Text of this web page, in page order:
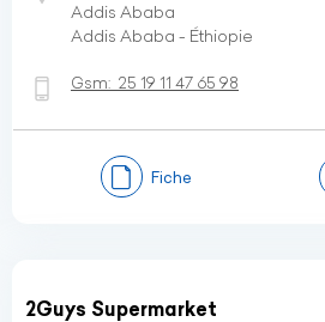
Addis Ababa
Addis Ababa - Éthiopie
Gsm: 25 19 11 47 65 98
Fiche
2Guys Supermarket